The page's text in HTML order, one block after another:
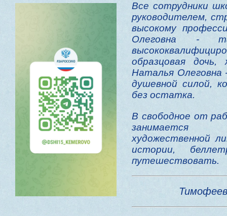
Все сотрудники
руководителем,
высокому
Олеговна -
образцовая
Наталья Олеговна
душевной силой,
без остатка.
В свободное от
занимается
художественной
истории,
путешествовать.